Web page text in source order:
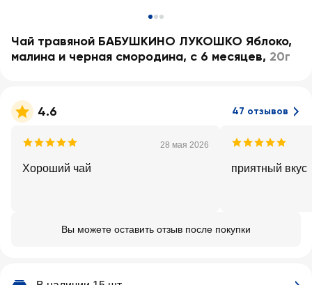
Чай травяной БАБУШКИНО ЛУКОШКО Яблоко,
малина и черная смородина, с 6 месяцев, 20г
4.6 47 отзывов
28 мая 2026
Хороший чай приятный вкус
Вы можете оставить отзыв после покупки